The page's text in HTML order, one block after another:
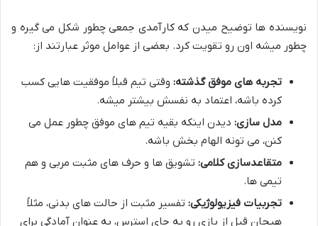
نویسنده ها توضیح میدن که کارآمدی جمعی چطور شکل می گیره و
چطور میشه اون رو تقویت کرد. بعضی از عوامل موثر عبارتند از:
تجربه های موفق گذشته: وقتی تیم قبلاً موفقیت هایی کسب
کرده باشه، اعتماد به نفسش بیشتر میشه.
مدل سازی: دیدن اینکه بقیه تیم های موفق چطور عمل می
کنن، می تونه الهام بخش باشه.
متقاعدسازی کلامی: تشویق ها و حرف های مثبت مربی و هم
تیمی ها.
تجربیات فیزیولوژیکی: تفسیر مثبت از حالت های بدنی، مثلاً
هیجان قبل از بازی رو به جای استرس، به عنوان آمادگی برای